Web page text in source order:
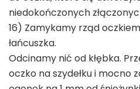
niedokończonych
16) Zamykamy rząd
łańcuszka.
Odcinamy nić od kłębka.
oczko na szydełku i mocno